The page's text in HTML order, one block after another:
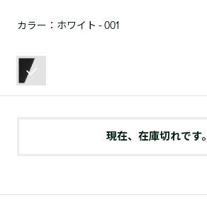
カラー： ホワイト - 001
現在、在庫切れです。